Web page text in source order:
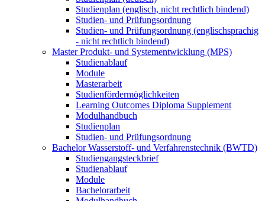
Studienplan (englisch, nicht rechtlich bindend)
Studien- und Prüfungsordnung
Studien- und Prüfungsordnung (englischsprachig
- nicht rechtlich bindend)
Master Produkt- und Systementwicklung (MPS)
Studienablauf
Module
Masterarbeit
Studienfördermöglichkeiten
Learning Outcomes Diploma Supplement
Modulhandbuch
Studienplan
Studien- und Prüfungsordnung
Bachelor Wasserstoff- und Verfahrenstechnik (BWTD)
Studiengangsteckbrief
Studienablauf
Module
Bachelorarbeit